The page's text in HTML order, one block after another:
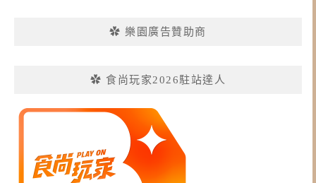
✿ 樂園廣告贊助商
✿ 食尚玩家2026駐站達人